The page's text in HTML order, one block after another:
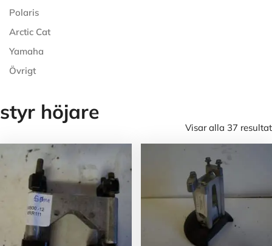
Polaris
Arctic Cat
Yamaha
Övrigt
styr höjare
Visar alla 37 resultat